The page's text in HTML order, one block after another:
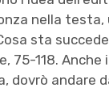
nella testa,
sta
75-118.
dovrò andare